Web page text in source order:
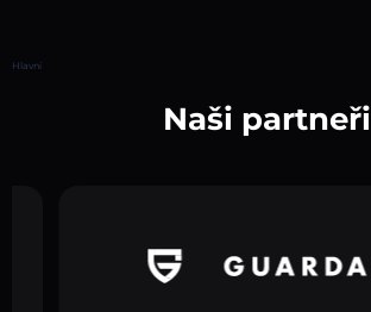
Hlavní
Naši partneři